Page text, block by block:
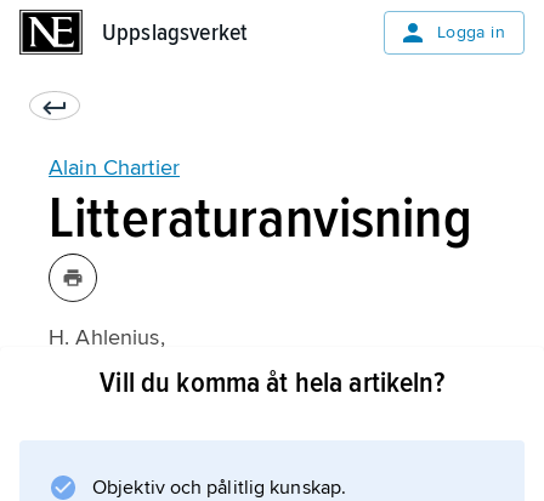
Uppslagsverket Logga in
Alain Chartier
Litteraturanvisning
H. Ahlenius,
Frankrikes litteratur under medeltiden
Vill du komma åt hela artikeln?
Objektiv och pålitlig kunskap.